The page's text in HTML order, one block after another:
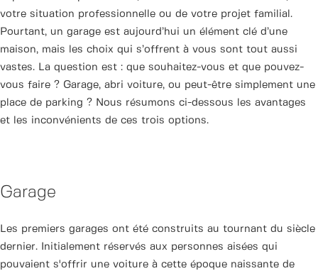
votre situation professionnelle ou de votre projet familial.
Pourtant, un garage est aujourd’hui un élément clé d’une
maison, mais les choix qui s’offrent à vous sont tout aussi
vastes. La question est : que souhaitez-vous et que pouvez-
vous faire ? Garage, abri voiture, ou peut-être simplement une
place de parking ? Nous résumons ci-dessous les avantages
et les inconvénients de ces trois options.
Garage
Les premiers garages ont été construits au tournant du siècle
dernier. Initialement réservés aux personnes aisées qui
pouvaient s'offrir une voiture à cette époque naissante de